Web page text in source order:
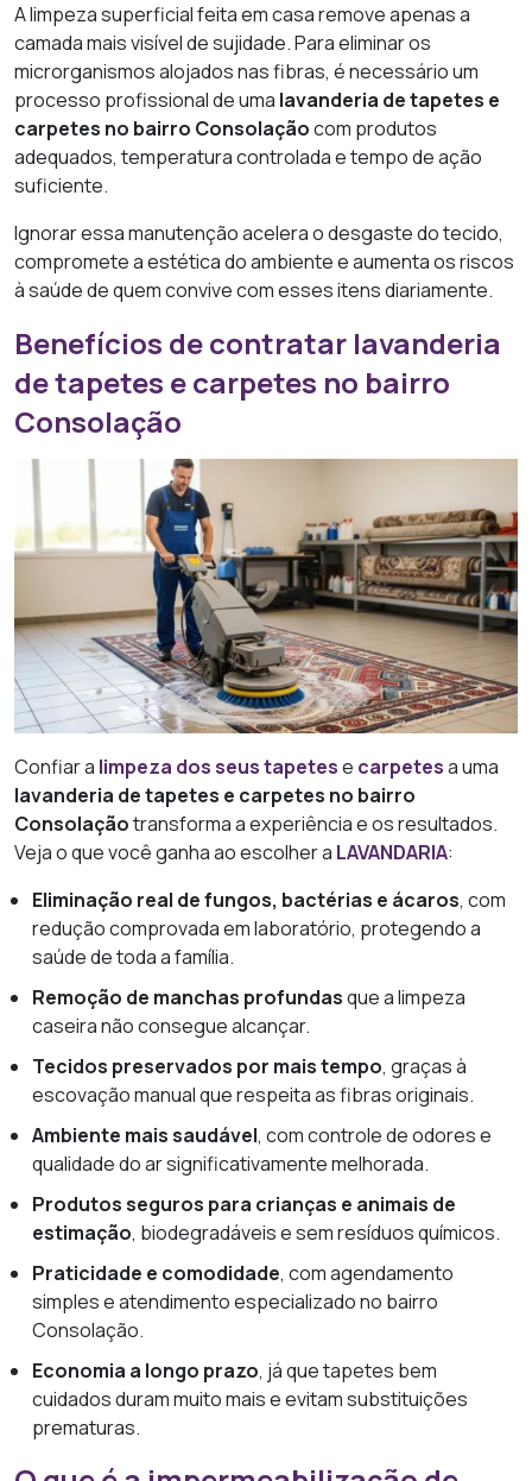
A limpeza superficial feita em casa remove apenas a
camada mais visível de sujidade. Para eliminar os
microrganismos alojados nas fibras, é necessário um
processo profissional de uma lavanderia de tapetes e
carpetes no bairro Consolaçãocom produtos
adequados, temperatura controlada e tempo de ação
suficiente.
Ignorar essa manutenção acelera o desgaste do tecido,
compromete a estética do ambiente e aumenta os riscos
à saúde de quem convive com esses itens diariamente.
Benefícios de contratar lavanderia
de tapetes e carpetes no bairro
Consolação
Confiar a limpeza dos seus tapetese carpetesa uma
lavanderia de tapetes e carpetes no bairro
Consolaçãotransforma a experiência e os resultados.
Veja o que você ganha ao escolher a LAVANDARIA:
Eliminação real de fungos, bactérias e ácaros, com
redução comprovada em laboratório, protegendo a
saúde de toda a família.
Remoção de manchas profundasque a limpeza
caseira não consegue alcançar.
Tecidos preservados por mais tempo, graças à
escovação manual que respeita as fibras originais.
Ambiente mais saudável, com controle de odores e
qualidade do ar significativamente melhorada.
Produtos seguros para crianças e animais de
estimação, biodegradáveis e sem resíduos químicos.
Praticidade e comodidade, com agendamento
simples e atendimento especializado no bairro
Consolação.
Economia a longo prazo, já que tapetes bem
cuidados duram muito mais e evitam substituições
prematuras.